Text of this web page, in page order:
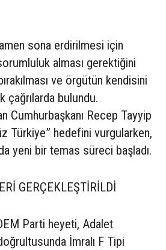
sona erdirilmesi için
alması gerektiğini
ve örgütün kendisini
bulundu.
Cumhurbaşkanı Recep Tayyip
Türkiye” hedefini vurgularken,
yeni bir temas süreci başladı.
GERÇEKLEŞTİRİLDİ
Parti heyeti, Adalet
doğrultusunda İmralı F Tipi